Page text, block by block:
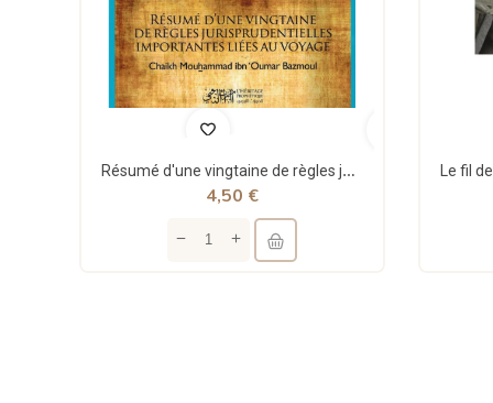
Résumé d'une vingtaine de règles jurisprudentielles liées au voyage - Bazmoul - Héritage...
4,50 €